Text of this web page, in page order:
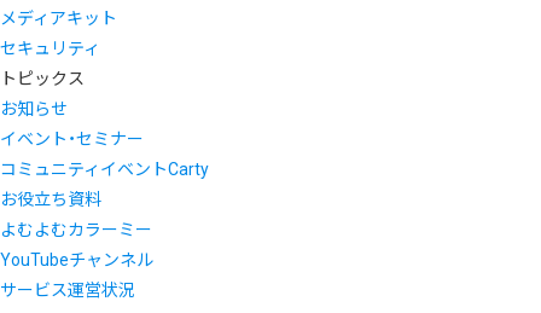
メディアキット
セキュリティ
トピックス
お知らせ
イベント・セミナー
コミュニティイベントCarty
お役立ち資料
よむよむカラーミー
YouTubeチャンネル
サービス運営状況